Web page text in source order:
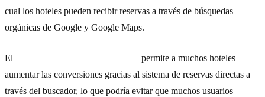
cual los hoteles pueden recibir reservas a través de búsquedas
orgánicas de Google y Google Maps.
El
permite a muchos hoteles
aumentar las conversiones gracias al sistema de reservas directas a
través del buscador, lo que podría evitar que muchos usuarios